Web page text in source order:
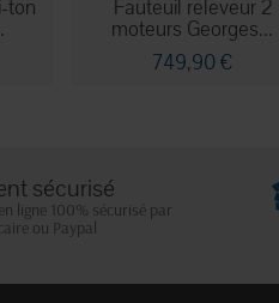
ton Fauteuil releveur 2
moteurs Georges...
749,90 €
sécurisé
ligne 100% sécurisé par
ou Paypal